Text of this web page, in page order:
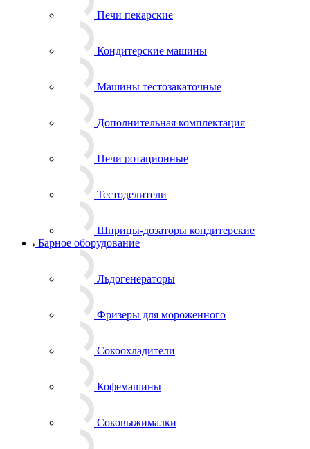
Печи пекарские
Кондитерские машины
Машины тестозакаточные
Дополнительная комплектация
Печи ротационные
Тестоделители
Шприцы-дозаторы кондитерские
Барное оборудование
Льдогенераторы
Фризеры для мороженного
Сокоохладители
Кофемашины
Соковыжималки